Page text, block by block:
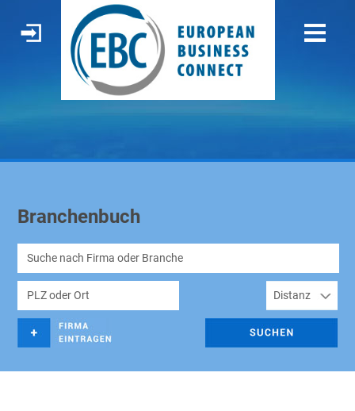
Branchenbuch